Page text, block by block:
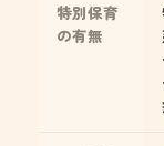
特別保育
の有無